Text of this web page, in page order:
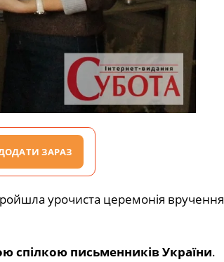
ЗАРАЗ
урочиста церемонія вручення
спілкою письменників України.